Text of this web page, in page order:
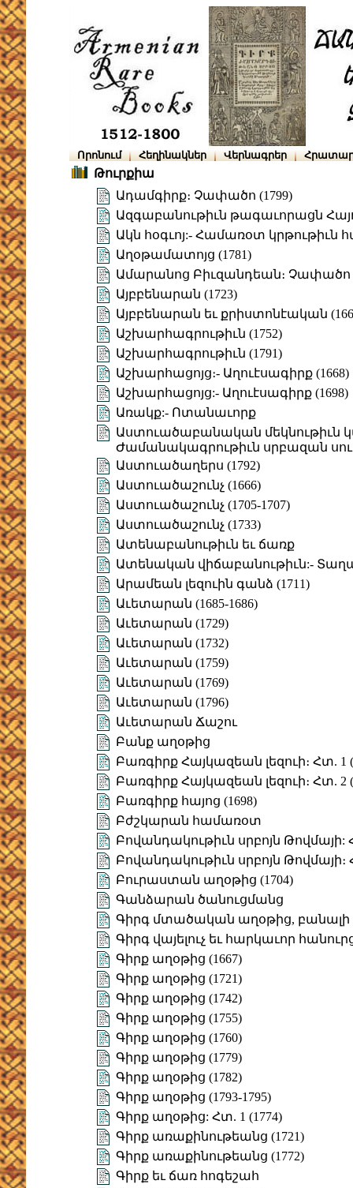
Որոնում Հեղինակներ Վերնագրեր
Թուրքիա
Ադամգիրք։ Չափածո (1799)
Ազգաբանութիւն թագաւորացն
Ակն հօգւոյ:- Համառօտ կրթութիւն
Աղօթամատոյց (1781)
Ամարանոց Բիւզանդեան։ Չափածո
Այբբենարան (1723)
Այբբենարան եւ քրիստոնէական
Աշխարհագրութիւն (1752)
Աշխարհագրութիւն (1791)
Աշխարհացոյց։- Աղուէսագիրք (1668)
Աշխարհացոյց:- Աղուէսագիրք (1698)
Առակք:- Ոտանաւորք
Աստուածաբանական մեկնութիւն
Ժամանակագրութիւն սրբազան
Աստուածաղերս (1792)
Աստուածաշունչ (1666)
Աստուածաշունչ (1705-1707)
Աստուածաշունչ (1733)
Ատենաբանութիւն եւ ճառք
Ատենական վիճաբանութիւն:-
Արամեան լեզուին գանձ (1711)
Աւետարան (1685-1686)
Աւետարան (1729)
Աւետարան (1732)
Աւետարան (1759)
Աւետարան (1769)
Աւետարան (1796)
Աւետարան Ճաշու
Բանք աղօթից
Բառգիրք Հայկազեան լեզուի։ Հտ. 1
Բառգիրք Հայկազեան լեզուի։ Հտ. 2
Բառգիրք հայոց (1698)
Բժշկարան համառօտ
Բովանդակութիւն սրբոյն Թովմայի:
Բովանդակութիւն սրբոյն Թովմայի։
Բուրաստան աղօթից (1704)
Գանձարան ծանուցմանց
Գիրգ մտածական աղօթից, բանալի
Գիրգ վայելուչ եւ հարկաւոր
Գիրք աղօթից (1667)
Գիրք աղօթից (1721)
Գիրք աղօթից (1742)
Գիրք աղօթից (1755)
Գիրք աղօթից (1760)
Գիրք աղօթից (1779)
Գիրք աղօթից (1782)
Գիրք աղօթից (1793-1795)
Գիրք աղօթից: Հտ. 1 (1774)
Գիրք առաքինութեանց (1721)
Գիրք առաքինութեանց (1772)
Գիրք եւ ճառ հոգեշահ